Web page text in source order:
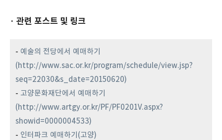
· 관련 포스트 및 링크
- 예술의 전당에서 예매하기
(http://www.sac.or.kr/program/schedule/view.jsp?
seq=22030&s_date=20150620)
- 고양문화재단에서 예매하기
(http://www.artgy.or.kr/PF/PF0201V.aspx?
showid=0000004533)
- 인터파크 예매하기(고양)